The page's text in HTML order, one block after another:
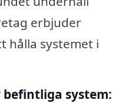
erbjuder
hålla systemet i
system: